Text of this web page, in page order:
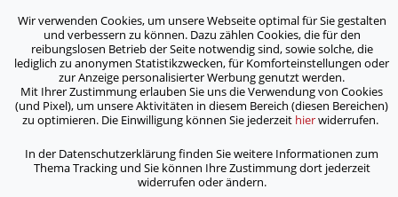
ASB Bonn/Rhein-Sieg/Eifel e.V.
bewegt Menschen
Lösungsvereinbarung für Themen
aus dem Betreuungsalltag
Home / Aktuelles /
Lösungsvereinbarung für Themen aus dem
Wir verwenden Cookies, um unsere Webseite optimal für Sie gestalten
und verbessern zu können. Dazu zählen Cookies, die für den
reibungslosen Betrieb der Seite notwendig sind, sowie solche, die
lediglich zu anonymen Statistikzwecken, für Komforteinstellungen oder
zur Anzeige personalisierter Werbung genutzt werden.
Mit Ihrer Zustimmung erlauben Sie uns die Verwendung von Cookies
(und Pixel), um unsere Aktivitäten in diesem Bereich (diesen Bereichen)
zu optimieren. Die Einwilligung können Sie jederzeit hierwiderrufen.
In der Datenschutzerklärung finden Sie weitere Informationen zum
Thema Tracking und Sie können Ihre Zustimmung dort jederzeit
widerrufen oder ändern.